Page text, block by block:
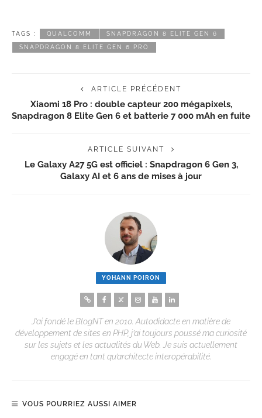
TAGS : QUALCOMM SNAPDRAGON 8 ELITE GEN 6
SNAPDRAGON 8 ELITE GEN 6 PRO
ARTICLE PRÉCÉDENT
Xiaomi 18 Pro : double capteur 200 mégapixels,
Snapdragon 8 Elite Gen 6 et batterie 7 000 mAh en fuite
ARTICLE SUIVANT
Le Galaxy A27 5G est officiel : Snapdragon 6 Gen 3,
Galaxy AI et 6 ans de mises à jour
YOHANN POIRON
J’ai fondé le BlogNT en 2010. Autodidacte en matière de
développement de sites en PHP, j’ai toujours poussé ma curiosité
sur les sujets et les actualités du Web. Je suis actuellement
engagé en tant qu’architecte interopérabilité.
VOUS POURRIEZ AUSSI AIMER